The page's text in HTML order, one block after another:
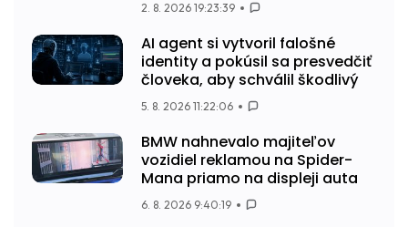
2. 8. 2026 19:23:39
AI agent si vytvoril falošné
identity a pokúsil sa presvedčiť
človeka, aby schválil škodlivý
5. 8. 2026 11:22:06
BMW nahnevalo majiteľov
vozidiel reklamou na Spider-
Mana priamo na displeji auta
6. 8. 2026 9:40:19